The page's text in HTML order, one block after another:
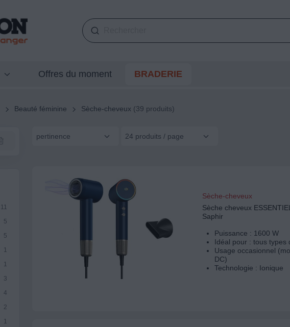
Offres du moment BRADERIE
Beauté féminine Sèche-cheveux (39 produits)
11
5
5
1
1
3
4
2
1
pertinence 24 produits / page
Sèche-cheveux
Sèche cheveux
Saphir
Puissance : 1600 W
Idéal pour : tous types
Usage occasionnel
DC)
Technologie : Ionique